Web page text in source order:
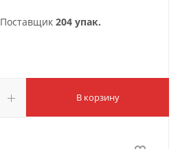
Поставщик 204 упак.
В корзину